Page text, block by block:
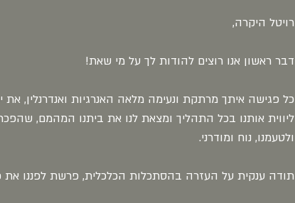
רויטל היקרה,
דבר ראשון אנו רוצים להודות לך על מי שאת!
כל פגישה איתך מרתקת ונעימה מלאה האנרגיות ואנדרנלין,
ליווית אותנו בכל התהליך ומצאת לנו את ביתנו המהמם,
ולטעמנו, נוח ומודרני.
תודה ענקית על העזרה בהסתכלות הכלכלית, פרשת לפננו את